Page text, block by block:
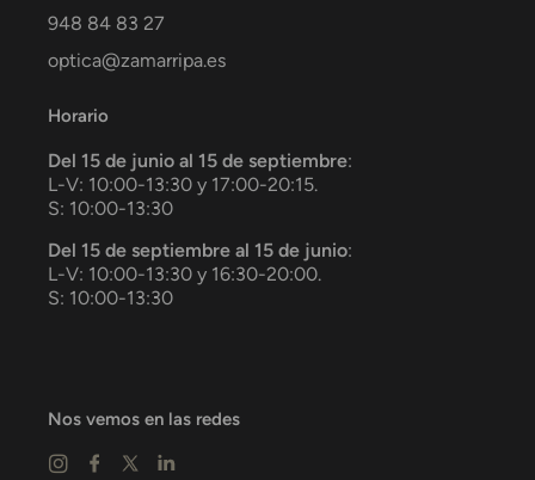
948 84 83 27
optica@zamarripa.es
Horario
Del 15 de junio al 15 de septiembre:
L-V: 10:00-13:30 y 17:00-20:15.
S: 10:00-13:30
Del 15 de septiembre al 15 de junio:
L-V: 10:00-13:30 y 16:30-20:00.
S: 10:00-13:30
Nos vemos en las redes